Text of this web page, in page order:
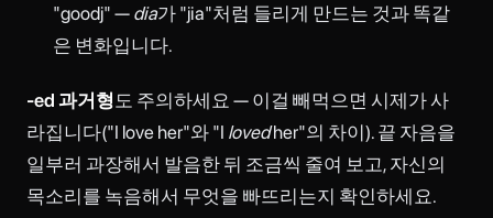
"goodj" — dia가 "jia"처럼 들리게 만드는 것과 똑같
은 변화입니다.
-ed 과거형 도 주의하세요 — 이걸 빼먹으면 시제가 사
라집니다("I love her"와 "I lovedher"의 차이). 끝 자음을
일부러 과장해서 발음한 뒤 조금씩 줄여 보고, 자신의
목소리를 녹음해서 무엇을 빠뜨리는지 확인하세요.